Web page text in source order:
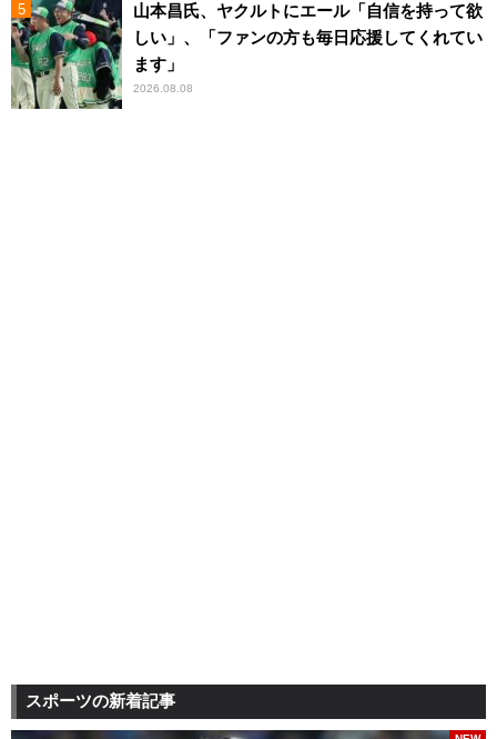
山本昌氏、ヤクルトにエール「自信を持って欲
しい」、「ファンの方も毎日応援してくれてい
ます」
2026.08.08
スポーツの新着記事